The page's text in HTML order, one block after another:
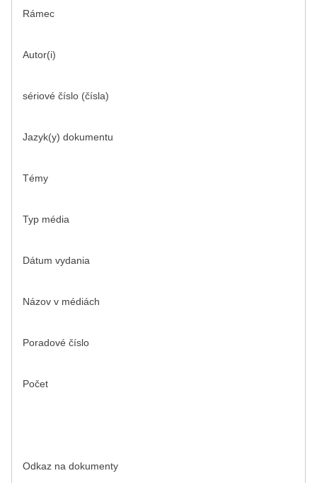
Rámec
Autor(i)
sériové číslo (čísla)
Jazyk(y) dokumentu
Témy
Typ média
Dátum vydania
Názov v médiách
Poradové číslo
Počet
Odkaz na dokumenty